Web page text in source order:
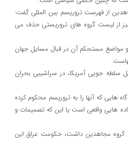
از فهرست تروریسم بین المللی گفت:
نیز از لیست گروه های تروریستی حذف می
و مواضع مستحکم آن در قبال مسایل جهان
سلطه جویی آمریکا، در سراشیبی بحران
هایی که آنها را به تروریسم محکوم کرده
هایی واقعی است یا این که تصمیمات و
گروه مجاهدین داشت، حکومت عراق این